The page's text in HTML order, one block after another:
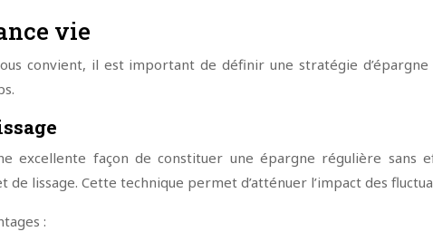
vie
convient, il est important de définir une stratégie d’épargne
excellente façon de constituer une épargne régulière sans
lissage. Cette technique permet d’atténuer l’impact des
: